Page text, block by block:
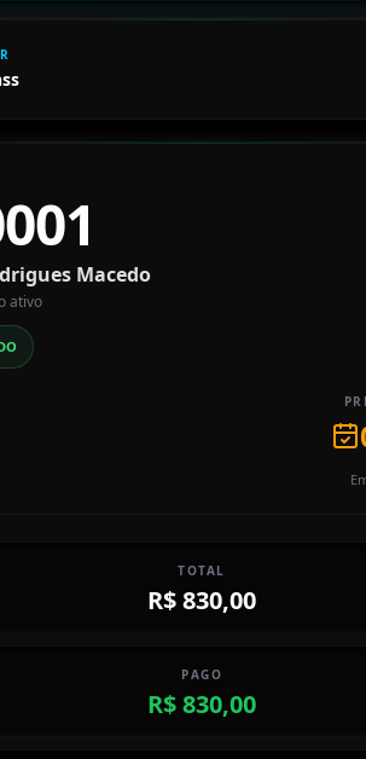
Macedo
ativo
TOTAL
R$ 830,00
PAGO
R$ 830,00